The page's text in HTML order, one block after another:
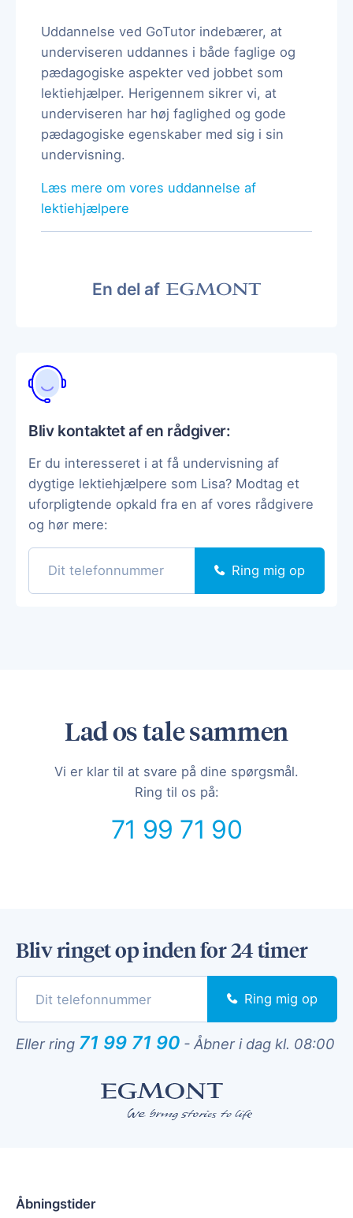
Uddannelse ved GoTutor indebærer, at
underviseren uddannes i både faglige og
pædagogiske aspekter ved jobbet som
lektiehjælper. Herigennem sikrer vi, at
underviseren har høj faglighed og gode
pædagogiske egenskaber med sig i sin
undervisning.
Læs mere om vores uddannelse af
lektiehjælpere
En del af
Bliv kontaktet af en rådgiver:
Er du interesseret i at få undervisning af
dygtige lektiehjælpere som Lisa? Modtag et
uforpligtende opkald fra en af vores rådgivere
og hør mere:
Ring mig op
Lad os tale sammen
Vi er klar til at svare på dine spørgsmål.
Ring til os på:
71 99 71 90
Bliv ringet op inden for 24 timer
Ring mig op
Eller ring 71 99 71 90 - Åbner i dag kl. 08:00
Åbningstider